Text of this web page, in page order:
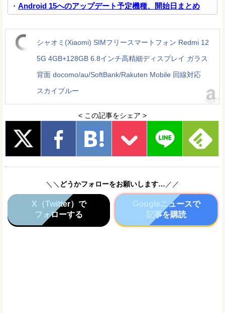
・ Android 15へのアップデート予定機種、開始日まとめ
シャオミ(Xiaomi) SIMフリースマートフォン Redmi 12
5G 4GB+128GB 6.8インチ高精細ディスプレイ ガラス
背面 docomo/au/SoftBank/Rakuten Mobile 回線対応
スカイブルー
< この記事をシェア >
＼＼ どうかフォローをお願いします…／／
X（Twitter）で
フォローする
Googleニュースで
記事を購読